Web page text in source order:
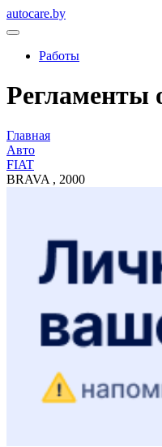
autocare.by
Работы
Регламенты
Главная
Авто
FIAT
BRAVA , 2000